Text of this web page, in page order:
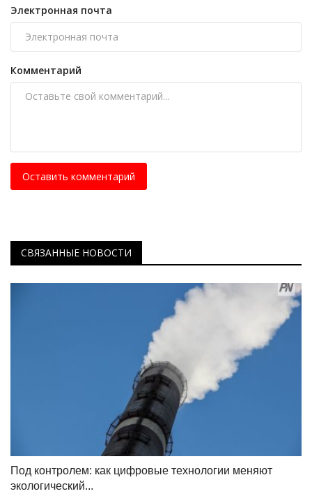
Электронная почта
Комментарий
Оставить комментарий
СВЯЗАННЫЕ НОВОСТИ
Под контролем: как цифровые технологии меняют
экологический...